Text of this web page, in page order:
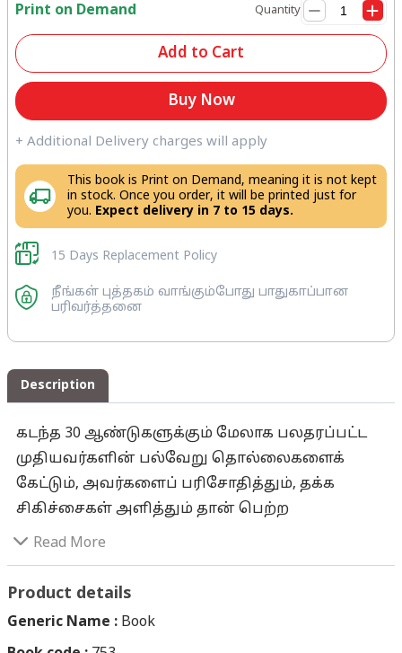
Print on Demand Quantity
Add to Cart
Buy Now
+ Additional Delivery charges will apply
This book is Print on Demand, meaning it is not kept
in stock. Once you order, it will be printed just for
you. Expect delivery in 7 to 15 days.
15 Days Replacement Policy
நீங்கள் புத்தகம் வாங்கும்போது பாதுகாப்பான
பரிவர்த்தனை
Description
கடந்த 30 ஆண்டுகளுக்கும் மேலாக பலதரப்பட்ட
முதியவர்களின் பல்வேறு தொல்லைகளைக்
கேட்டும், அவர்களைப் பரிசோதித்தும், தக்க
சிகிச்சைகள் அளித்தும் தான் பெற்ற
அனுபங்களை வைத்து இந்த நூலை
முதியவர்களுக்கு வரும் நோய்கள், அவற்றுக்குச்
Read More
Product details
Generic Name : Book